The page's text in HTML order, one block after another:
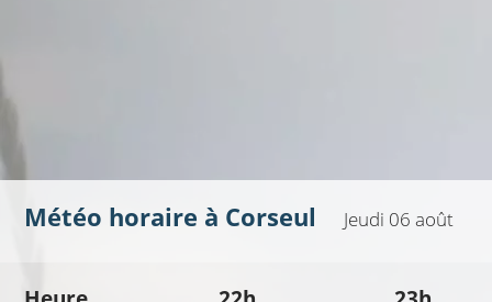
Météo horaire à Corseul Jeudi 06 août